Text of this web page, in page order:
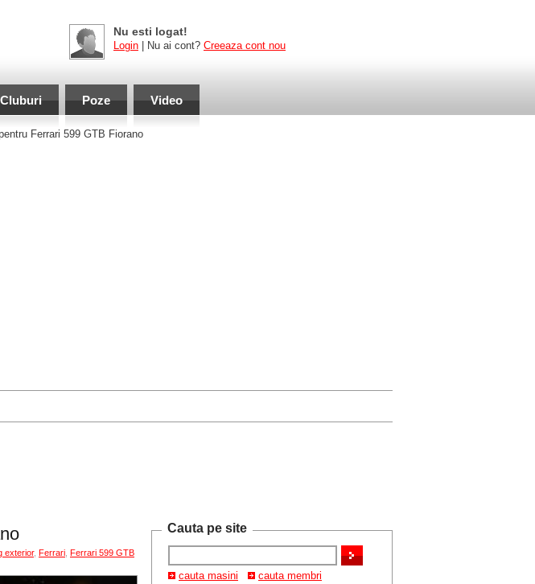
Nu esti logat!
Login | Nu ai cont? Creeaza cont nou
Cluburi Poze Video
Ferrari 599 GTB Fiorano
Cauta pe site
cauta masini cauta membri
exterior, Ferrari Ferrari 599 GTB